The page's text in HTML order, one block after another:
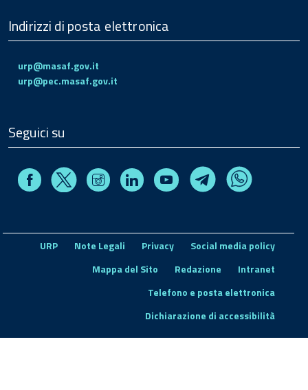
Indirizzi di posta elettronica
urp@masaf.gov.it
urp@pec.masaf.gov.it
Seguici su
FacebookX InstagramLinkedin Youtube TelegramWhatsapp
URP Note Legali Privacy
Social media policy
Mappa del Sito
Redazione
Intranet
Telefono e posta elettronica
Dichiarazione di accessibilità